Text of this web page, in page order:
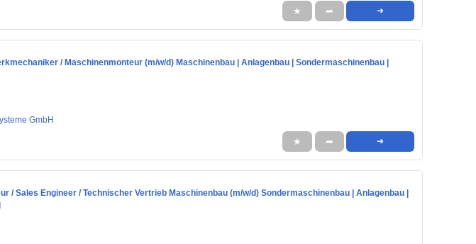
★ ➦ ➜
/ Maschinenmonteur (m/w/d) Maschinenbau | Anlagenbau | Sondermaschinenbau |
GmbH
★ ➦ ➜
/ Sales Engineer / Technischer Vertrieb Maschinenbau (m/w/d) Sondermaschinenbau | Anlagenbau |